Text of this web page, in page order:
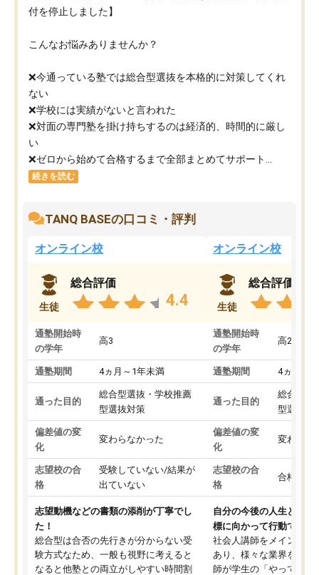
付を停止しました】
こんなお悩みありませんか？
❌今通っている塾では総合型選抜を本格的に対策してくれ
ない
❌学校には実績がないと言われた
❌対面の専門塾を掛け持ちするのは経済的、時間的に厳し
い
❌ゼロから始めて合格するまで全部まとめてサポート...
続きを読む
TANQ BASEの口コミ・評判
オンライン校
生徒
総合評価
4.4
通塾開始時
の学年
高3
通塾期間 4ヵ月～1年未満
通った目的
総合型選抜・学校推薦
型選抜対策
偏差値の変
化
変わらなかった
志望校の合
格
受験していない/結果が
出ていない
志望動機などの書類の添削が丁寧でし
た！
総合型は合否の先行きが分からない受
験方式なため、一般も視野に考えると
なると他塾との両立がしやすい時間割
オンライン校
生徒
総合評価
通塾開始時
の学年
高2
通塾期間 4ヵ月～1
通った目的
総合型選
型選抜対
偏差値の変
化
変わらな
志望校の合
格
合格した
自分の今後の人生と真剣
標に向かって行動できる
社会人講師をメインとし
あり、様々な業界を経験
師が学生の「やってみた